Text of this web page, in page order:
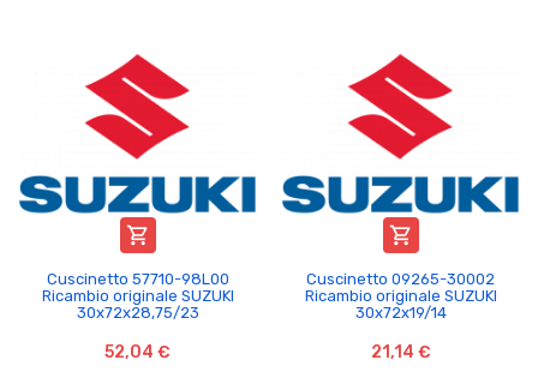

Cuscinetto 57710-98L00
Ricambio originale SUZUKI
30x72x28,75/23
52,04 €

Cuscinetto 09265-30002
Ricambio originale SUZUKI
30x72x19/14
21,14 €